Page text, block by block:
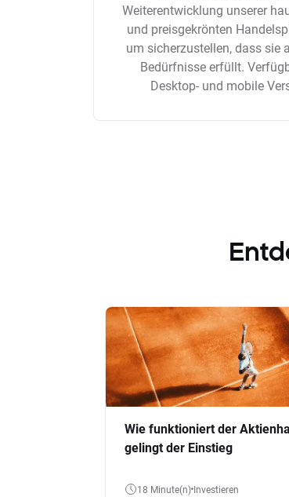
Weiterentwicklung unserer
und preisgekrönten
um sicherzustellen, dass sie
Bedürfnisse erfüllt.
Desktop- und mobile
Wie funktioniert der
gelingt der Einstieg
18 Minute(n) Investieren